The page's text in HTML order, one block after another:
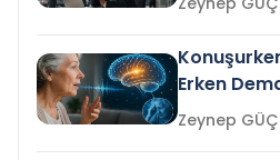
Erken
mi?
Zeynep